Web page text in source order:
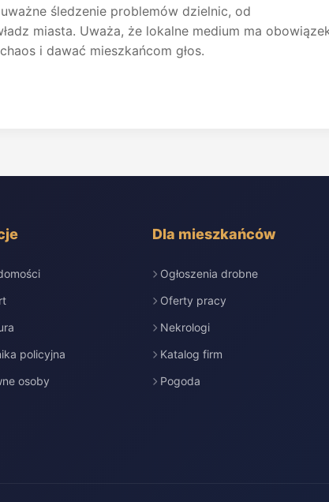
śledzenie problemów dzielnic, od
miasta. Uważa, że lokalne medium ma
i dawać mieszkańcom głos.
policyjna
osoby
Dla mieszkańców
Ogłoszenia drobne
Oferty pracy
Nekrologi
Katalog firm
Pogoda